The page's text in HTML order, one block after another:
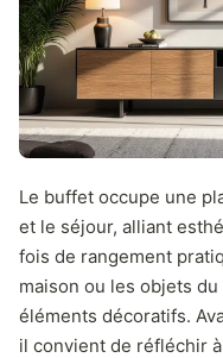
Le buffet occupe une
et le séjour, alliant
fois de rangement
maison ou les objets
éléments décoratifs.
il convient de réfléchir